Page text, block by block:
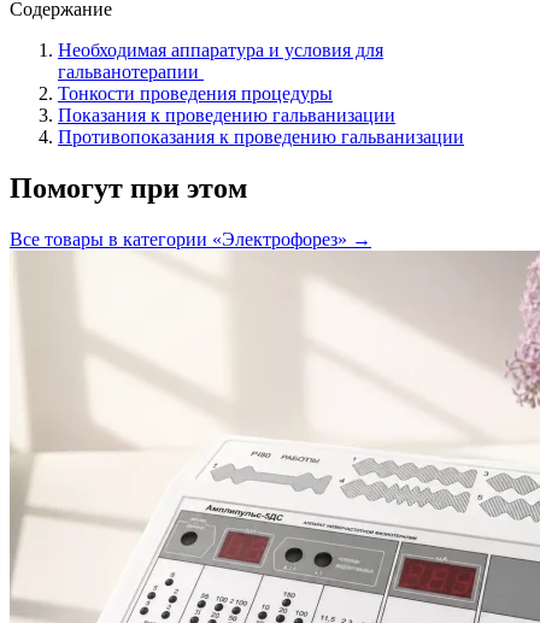
Содержание
Необходимая аппаратура и условия для
гальванотерапии
Тонкости проведения процедуры
Показания к проведению гальванизации
Противопоказания к проведению гальванизации
Помогут при этом
Все товары в категории «Электрофорез» →